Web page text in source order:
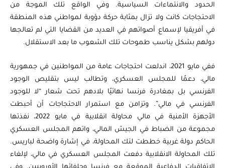
الحدود والانتماءات السياسية. وفي الواقع تلك الموجة من
الاحتجاجات كانت ولا تزال بمثابة حركة دؤوبة لمواطني هذه المنطقة
في أفريقيا لإسماع أصواتهم في العديد من القضايا التي لم تعالجها
دولهم بشكل يناسب طموحات تلك الشعوب ما بعد الاستقلال.
ففي مايو 2021، اندلعت احتجاجات عامة من المواطنين في جمهورية
مالي، دعمًا للمجلس العسكري، وتطالب ليس بتقليص الوجود
الفرنسي بل بمغادرة فرنسا نهائيًا بلادهم تحت شعار “لا للوجود
الفرنسي في مالي”. وتزامن مع استمرار الاحتجاجات أن أحبطت
الأجهزة الأمنية في مالي محاولة انقلابية في مايو 2022، نفذتها
مجموعة من الضباط في الجيش المالي، واتهم المجلس العسكري
الحاكم دولة غربية خططت لتك المحاولة، في إشارة واضحة لباريس.
تلك المحاولة الانقلابية دفعت المجلس العسكري في مالي، لإلغاء